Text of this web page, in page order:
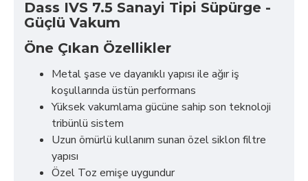
Dass IVS 7.5 Sanayi Tipi Süpürge -
Güçlü Vakum
Öne Çıkan Özellikler
Metal şase ve dayanıklı yapısı ile ağır iş
koşullarında üstün performans
Yüksek vakumlama gücüne sahip son teknoloji
tribünlü sistem
Uzun ömürlü kullanım sunan özel siklon filtre
yapısı
Özel Toz emişe uygundur